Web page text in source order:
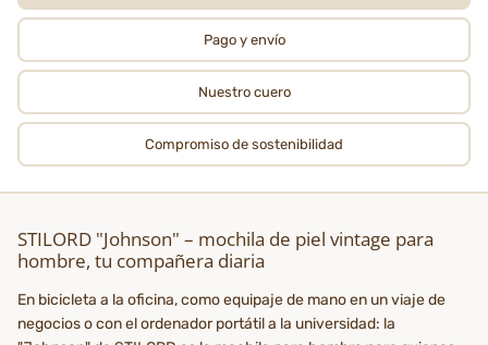
Pago y envío
Nuestro cuero
Compromiso de sostenibilidad
STILORD "Johnson" – mochila de piel vintage para
hombre, tu compañera diaria
En bicicleta a la oficina, como equipaje de mano en un viaje de
negocios o con el ordenador portátil a la universidad: la